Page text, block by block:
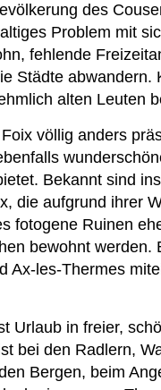
des
Problem mit
fehlende
Städte
alten Leuten
völlig anders
Bekannt sind
die aufgrund ihrer
fotogene Ruinen
bewohnt
Ax-les-Thermes
Urlaub in freier,
bei den Radlern,
Bergen, beim